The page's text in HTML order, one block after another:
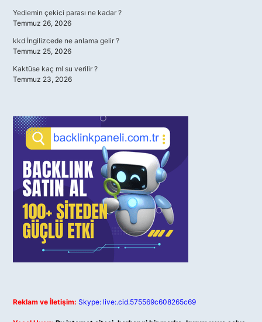
Yediemin çekici parası ne kadar ?
Temmuz 26, 2026
kkd İngilizcede ne anlama gelir ?
Temmuz 25, 2026
Kaktüse kaç ml su verilir ?
Temmuz 23, 2026
Reklam ve İletişim: Skype: live:.cid.575569c608265c69